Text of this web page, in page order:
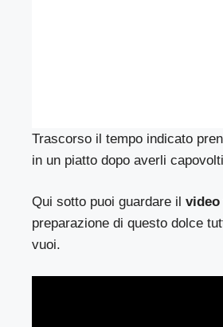
Trascorso il tempo indicato
in un piatto dopo averli
Qui sotto puoi guardare il
preparazione di questo dolce
vuoi.